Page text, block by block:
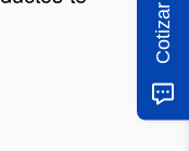
Cotizar